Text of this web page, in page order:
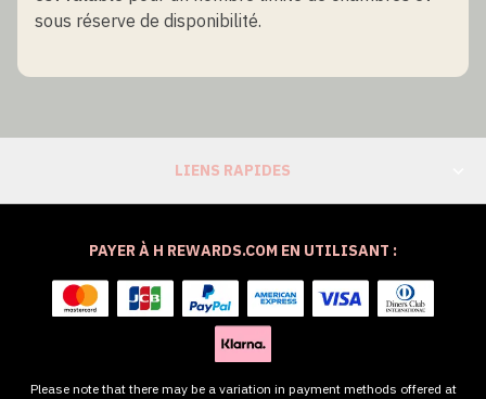
sous réserve de disponibilité.
LIENS RAPIDES
PAYER À H REWARDS.COM EN UTILISANT :
Please note that there may be a variation in payment methods offered at